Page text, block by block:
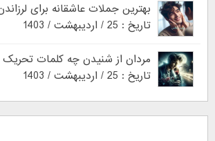
بهترین جملات عاشقانه برای
تاریخ : 25 / اردیبهشت / 1403
مردان از شنیدن چه کلمات
تاریخ : 25 / اردیبهشت / 1403